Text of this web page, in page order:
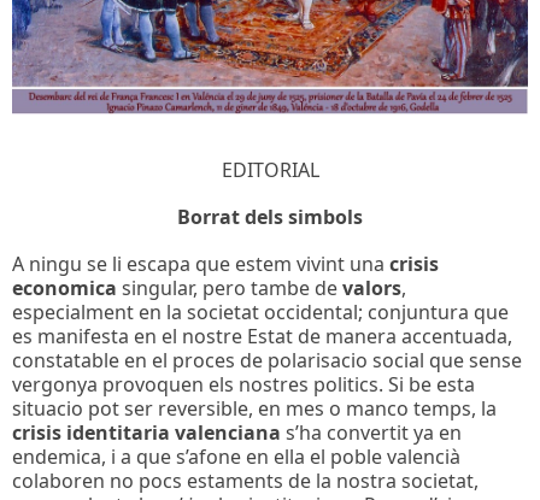
EDITORIAL
Borrat dels simbols
A ningu se li escapa que estem vivint una crisis
economica singular, pero tambe devalors,
especialment en la societat occidental; conjuntura que
es manifesta en el nostre Estat de manera accentuada,
constatable en el proces de polarisacio social que sense
vergonya provoquen els nostres politics. Si be esta
situacio pot ser reversible, en mes o manco temps, la
crisis identitaria valenciana s’ha convertit ya en
endemica, i a que s’afone en ella el poble valencià
colaboren no pocs estaments de la nostra societat,